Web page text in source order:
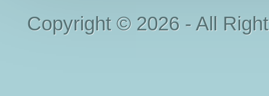
Copyright © 2026 - All